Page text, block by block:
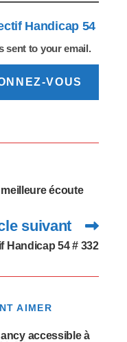
Handicap 54
sent to your email.
VOUS
écoute
suivant
Handicap 54 # 332
AIMER
accessible à